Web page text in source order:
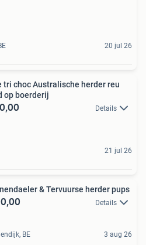
20 jul 26
tri choc Australische herder reu
op boerderij
Details
21 jul 26
& Tervuurse herder pups
Details
BE 3 aug 26